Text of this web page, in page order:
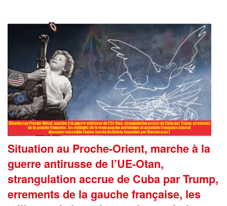
Situation au Proche-Orient, marche à la
guerre antirusse de l’UE-Otan,
strangulation accrue de Cuba par Trump,
errements de la gauche française, les